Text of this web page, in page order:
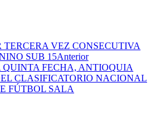
VEZ CONSECUTIVA
SUB 15Anterior
FECHA, ANTIOQUIA
CLASIFICATORIO NACIONAL
FÚTBOL SALA